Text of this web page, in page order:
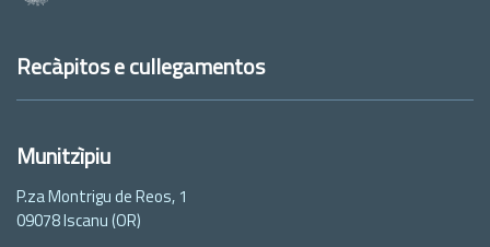
Recàpitos e cullegamentos
Munitzìpiu
P.za Montrigu de Reos, 1
09078 Iscanu (OR)